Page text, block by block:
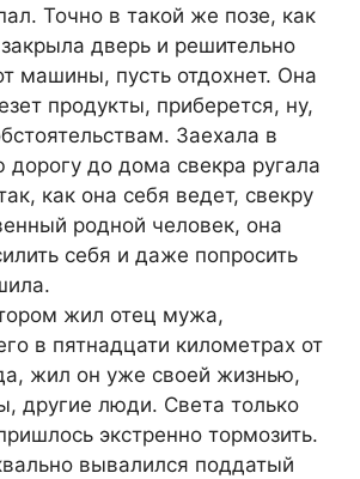
Точно в такой же позе, как
дверь и решительно
машины, пусть отдохнет. Она
продукты, приберется, ну,
Заехала в
дорогу до дома свекра ругала
как она себя ведет, свекру
родной человек, она
себя и даже попросить
жил отец мужа,
в пятнадцати километрах от
жил он уже своей жизнью,
другие люди. Света только
экстренно тормозить.
вывалился поддатый